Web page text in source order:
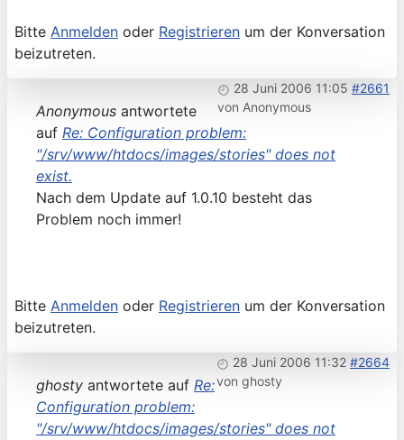
Bitte Anmelden oder Registrieren um der Konversation
beizutreten.
28 Juni 2006 11:05 #2661
von Anonymous
Anonymous antwortete
auf Re: Configuration problem:
"/srv/www/htdocs/images/stories" does not
exist.
Nach dem Update auf 1.0.10 besteht das
Problem noch immer!
Bitte Anmelden oder Registrieren um der Konversation
beizutreten.
28 Juni 2006 11:32 #2664
von ghosty
ghosty antwortete auf Re:
Configuration problem:
"/srv/www/htdocs/images/stories" does not